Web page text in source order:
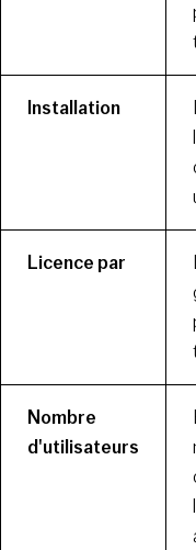
Installation
Licence par
Nombre
d'utilisateurs